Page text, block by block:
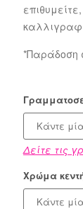
*Παράδοση
Κάντε
Δείτε τις
Χρώμα
Κάντε